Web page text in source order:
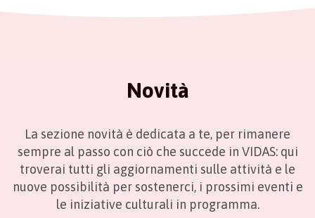
Novità
La sezione novità è dedicata a te, per rimanere
sempre al passo con ciò che succede in VIDAS: qui
troverai tutti gli aggiornamenti sulle attività e le
nuove possibilità per sostenerci, i prossimi eventi e
le iniziative culturali in programma.